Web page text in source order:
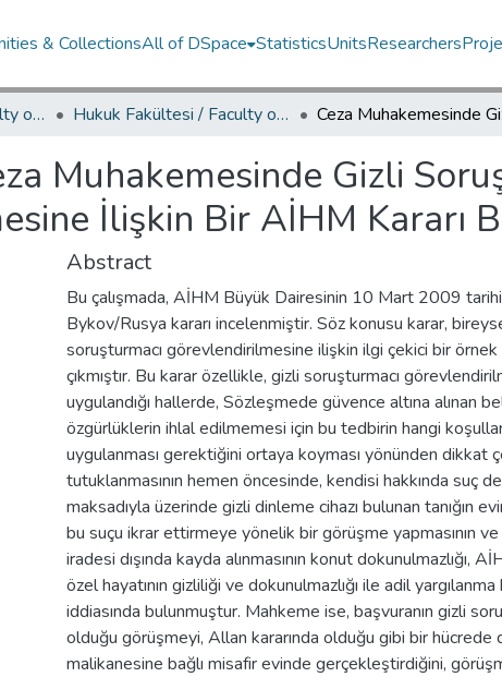
& CollectionsAll of DSpace StatisticsUnitsResearchers
Hukuk Fakültesi / Faculty of Law Hukuk Fakültesi / Faculty of Law
Muhakemesinde Gizli
İlişkin Bir AİHM Kararı
Abstract
Bu çalışmada, AİHM Büyük Dairesinin 10 Mart 2009
Bykov/Rusya kararı incelenmiştir. Söz konusu karar,
soruşturmacı görevlendirilmesine ilişkin ilgi çekici bir
çıkmıştır. Bu karar özellikle, gizli soruşturmacı
uygulandığı hallerde, Sözleşmede güvence altına alınan
özgürlüklerin ihlal edilmemesi için bu tedbirin hangi
uygulanması gerektiğini ortaya koyması yönünden dikkat
tutuklanmasının hemen öncesinde, kendisi hakkında suç
maksadıyla üzerinde gizli dinleme cihazı bulunan tanığın
bu suçu ikrar ettirmeye yönelik bir görüşme yapmasının
iradesi dışında kayda alınmasının konut dokunulmazlığı,
özel hayatının gizliliği ve dokunulmazlığı ile adil yargılanma
iddiasında bulunmuştur. Mahkeme ise, başvuranın gizli
olduğu görüşmeyi, Allan kararında olduğu gibi bir hücrede
malikanesine bağlı misafir evinde gerçekleştirdiğini,